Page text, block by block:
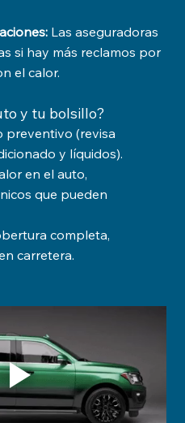
Las aseguradoras
si hay más reclamos por
el calor.
y tu bolsillo?
preventivo (revisa
y líquidos).
en el auto,
que pueden
completa,
carretera.